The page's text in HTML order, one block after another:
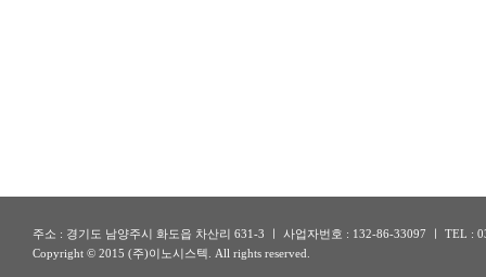
주소 : 경기도 남양주시 화도읍 차산리 631-3 ㅣ 사업자번호 : 132-86-33097 ㅣ TEL :
Copyright © 2015 (주)이노시스텍. All rights reserved.